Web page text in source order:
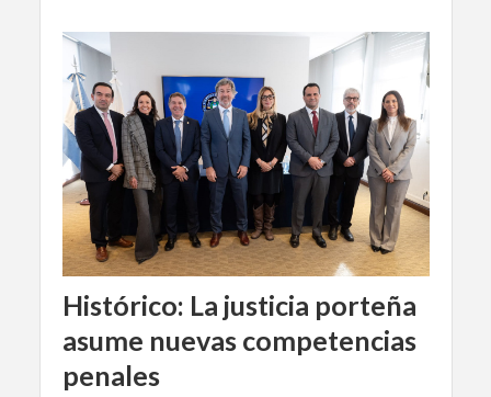
Histórico: La justicia porteña
asume nuevas competencias
penales